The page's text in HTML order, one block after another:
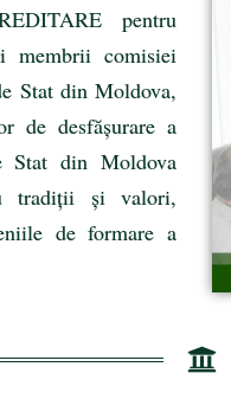
pentru
membrii comisiei
Stat din Moldova,
de desfășurare a
Stat din Moldova
tradiții și valori,
de formare a